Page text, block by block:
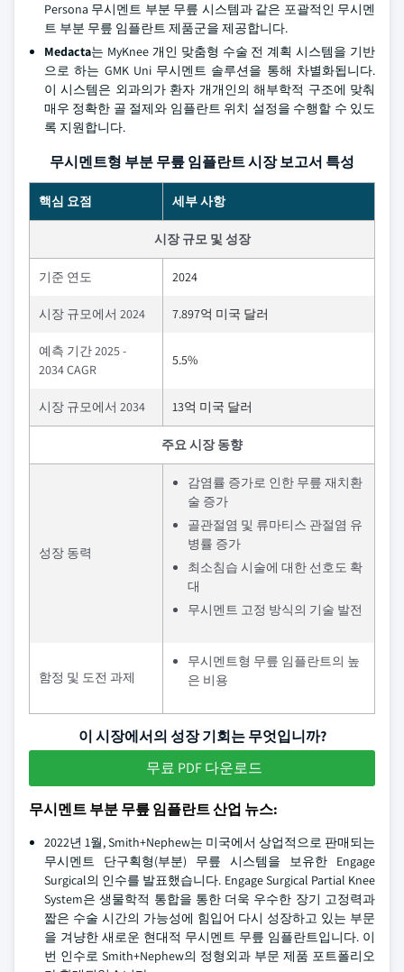
Persona 무시멘트 부분 무릎 시스템과 같은 포괄적인 무시멘
트 부분 무릎 임플란트 제품군을 제공합니다.
Medacta는 MyKnee 개인 맞춤형 수술 전 계획 시스템을 기반
으로 하는 GMK Uni 무시멘트 솔루션을 통해 차별화됩니다.
이 시스템은 외과의가 환자 개개인의 해부학적 구조에 맞춰
매우 정확한 골 절제와 임플란트 위치 설정을 수행할 수 있도
록 지원합니다.
무시멘트형 부분 무릎 임플란트 시장 보고서 특성
핵심 요점 세부 사항
시장 규모 및 성장
기준 연도 2024
시장 규모에서 2024 7.897억 미국 달러
예측 기간 2025 -
2034 CAGR
5.5%
시장 규모에서 2034 13억 미국 달러
주요 시장 동향
성장 동력
감염률 증가로 인한 무릎 재치환
술 증가
골관절염 및 류마티스 관절염 유
병률 증가
최소침습 시술에 대한 선호도 확
대
무시멘트 고정 방식의 기술 발전
함정 및 도전 과제
무시멘트형 무릎 임플란트의 높
은 비용
이 시장에서의 성장 기회는 무엇입니까?
무료 PDF 다운로드
무시멘트 부분 무릎 임플란트 산업 뉴스:
2022년 1월, Smith+Nephew는 미국에서 상업적으로 판매되는
무시멘트 단구획형(부분) 무릎 시스템을 보유한 Engage
Surgical의 인수를 발표했습니다. Engage Surgical Partial Knee
System은 생물학적 통합을 통한 더욱 우수한 장기 고정력과
짧은 수술 시간의 가능성에 힘입어 다시 성장하고 있는 부문
을 겨냥한 새로운 현대적 무시멘트 무릎 임플란트입니다. 이
번 인수로 Smith+Nephew의 정형외과 부문 제품 포트폴리오